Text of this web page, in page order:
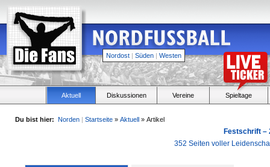
Nordost | Süden | Westen
Aktuell Diskussionen Vereine Spieltage
Du bist hier: Norden | Startseite » Aktuell » Artikel
Festschrift –
352 Seiten voller